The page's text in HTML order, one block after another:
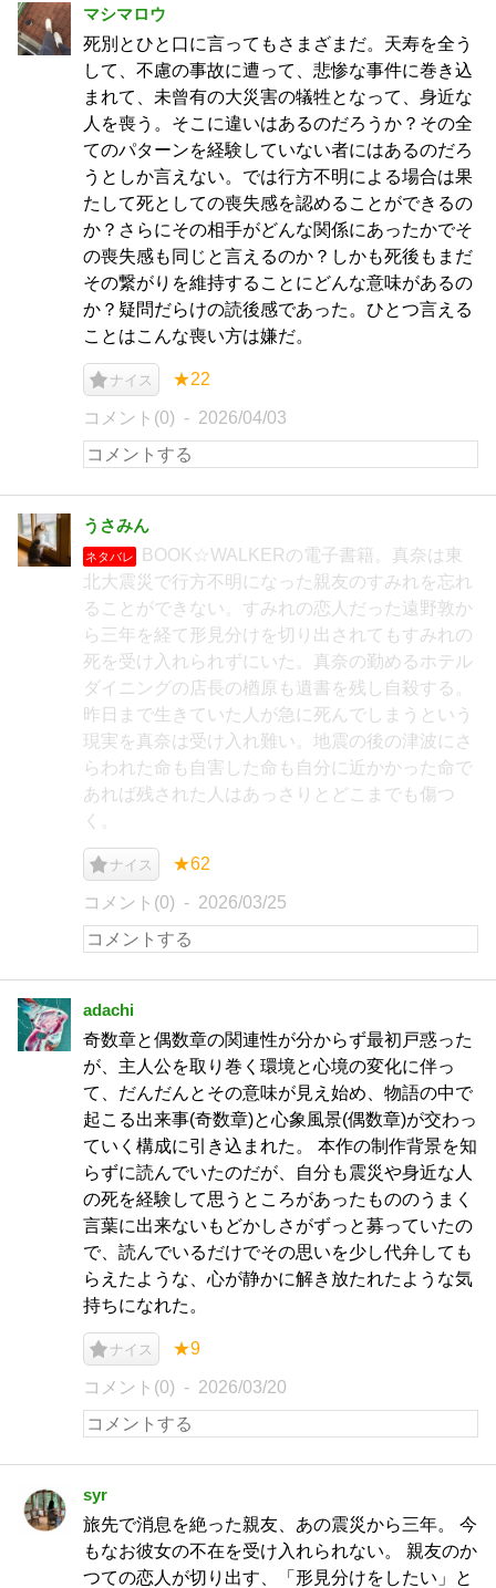
マシマロウ
死別とひと口に言ってもさまざまだ。天寿を全う
して、不慮の事故に遭って、悲惨な事件に巻き込
まれて、未曾有の大災害の犠牲となって、身近な
人を喪う。そこに違いはあるのだろうか？その全
てのパターンを経験していない者にはあるのだろ
うとしか言えない。では行方不明による場合は果
たして死としての喪失感を認めることができるの
か？さらにその相手がどんな関係にあったかでそ
の喪失感も同じと言えるのか？しかも死後もまだ
その繋がりを維持することにどんな意味があるの
か？疑問だらけの読後感であった。ひとつ言える
ことはこんな喪い方は嫌だ。
ナイス ★22
コメント(0) 2026/04/03
うさみん
ネタバレ
BOOK☆WALKERの電子書籍。真奈は東
北大震災で行方不明になった親友のすみれを忘れ
ることができない。すみれの恋人だった遠野敦か
ら三年を経て形見分けを切り出されてもすみれの
死を受け入れられずにいた。真奈の勤めるホテル
ダイニングの店長の楢原も遺書を残し自殺する。
昨日まで生きていた人が急に死んでしまうという
現実を真奈は受け入れ難い。地震の後の津波にさ
らわれた命も自害した命も自分に近かかった命で
あれば残された人はあっさりとどこまでも傷つ
く。
ナイス ★62
コメント(0) 2026/03/25
adachi
奇数章と偶数章の関連性が分からず最初戸惑った
が、主人公を取り巻く環境と心境の変化に伴っ
て、だんだんとその意味が見え始め、物語の中で
起こる出来事(奇数章)と心象風景(偶数章)が交わっ
ていく構成に引き込まれた。 本作の制作背景を知
らずに読んでいたのだが、自分も震災や身近な人
の死を経験して思うところがあったもののうまく
言葉に出来ないもどかしさがずっと募っていたの
で、読んでいるだけでその思いを少し代弁しても
らえたような、心が静かに解き放たれたような気
持ちになれた。
ナイス ★9
コメント(0) 2026/03/20
syr
旅先で消息を絶った親友、あの震災から三年。 今
もなお彼女の不在を受け入れられない。 親友のか
つての恋人が切り出す、「形見分けをしたい」と